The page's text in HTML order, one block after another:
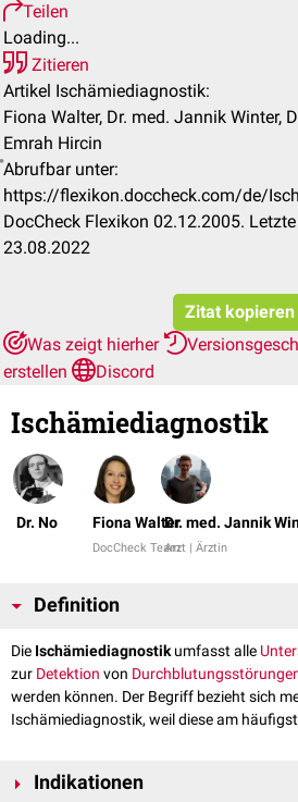
Teilen
Loading...
Zitieren
Artikel Ischämiediagnostik:
Fiona Walter, Dr. med. Jannik Winter,
Emrah Hircin
Abrufbar unter:
https://flexikon.doccheck.com/de/
DocCheck Flexikon 02.12.2005.
23.08.2022
Zitat kopieren
Was zeigt hierher
erstellen
Discord
Ischämiediagnostik
Dr. No Fiona Walter
DocCheck Team
Dr. med. Jannik
Arzt | Ärztin
Definition
Die Ischämiediagnostikumfasst alle
zur Detektion von
werden können. Der Begriff bezieht sich
Ischämiediagnostik, weil diese am
Indikationen